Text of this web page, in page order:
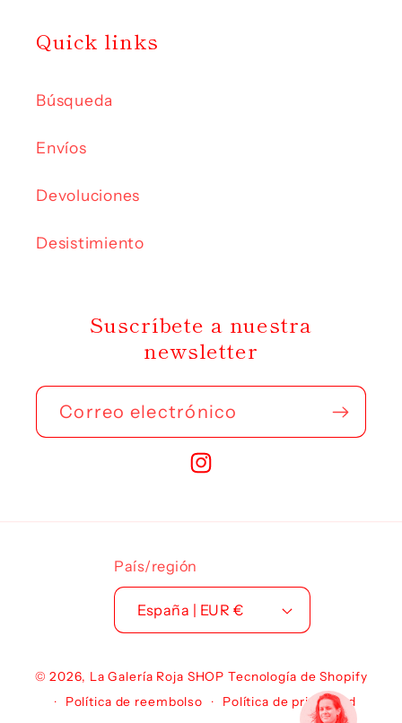
Quick links
Búsqueda
Envíos
Devoluciones
Desistimiento
Suscríbete a nuestra
newsletter
Correo electrónico
Instagram
País/región
España | EUR €
© 2026, La Galería Roja SHOP Tecnología de Shopify
Política de reembolso
Política de privacidad